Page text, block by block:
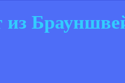
из